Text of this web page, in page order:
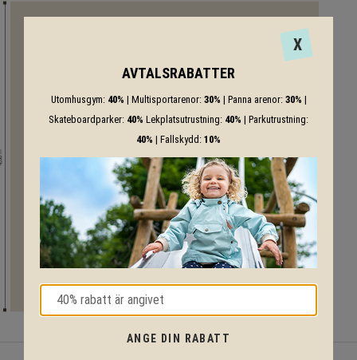
X
AVTALSRABATTER
Utomhusgym: 40% | Multisportarenor: 30% | Panna arenor: 30% |
Skateboardparker: 40% Lekplatsutrustning: 40% | Parkutrustning:
40% | Fallskydd: 10%
ANGE DIN RABATT